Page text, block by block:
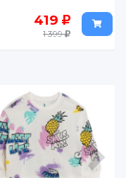
849
1 699